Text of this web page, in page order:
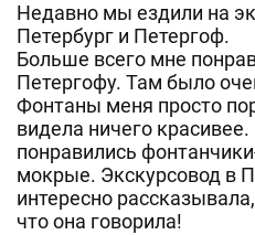
Недавно мы ездили на
Петербург и Петергоф.
Больше всего мне
Петергофу. Там было
Фонтаны меня просто
видела ничего
понравились
мокрые. Экскурсовод в
интересно
что она говорила!